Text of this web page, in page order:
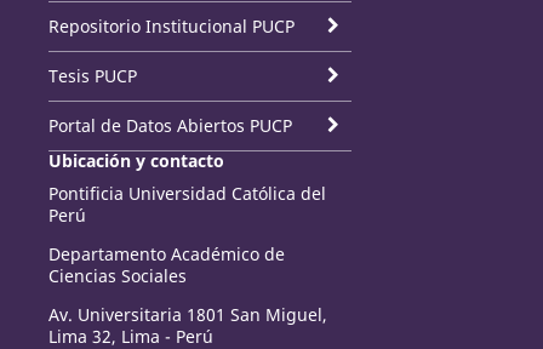
Repositorio Institucional PUCP
Tesis PUCP
Portal de Datos Abiertos PUCP
Ubicación y contacto
Pontificia Universidad Católica del
Perú
Departamento Académico de
Ciencias Sociales
Av. Universitaria 1801 San Miguel,
Lima 32, Lima - Perú